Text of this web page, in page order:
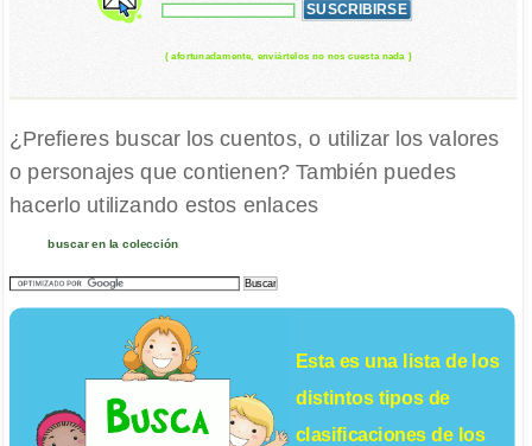
( afortunadamente, enviártelos no nos cuesta nada )
¿Prefieres buscar los cuentos, o utilizar los valores
o personajes que contienen? También puedes
hacerlo utilizando estos enlaces
buscar en la colección
Esta es una lista de los
distintos tipos de
clasificaciones de los